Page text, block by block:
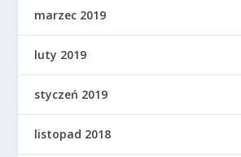
marzec 2019
luty 2019
styczeń 2019
listopad 2018